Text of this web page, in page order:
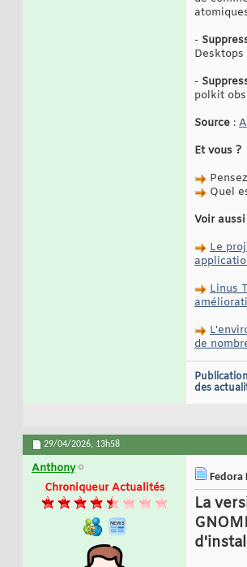
-
Desktops
-
polkit
Source :
Et vous ?
Quel
Voir aussi
Le
Linus
de
des
29/04/2026, 13h58
Anthony
Chroniqueur Actualités
Fedora
La